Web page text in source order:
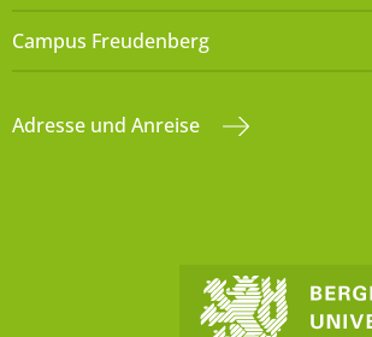
Campus Freudenberg
Adresse und Anreise